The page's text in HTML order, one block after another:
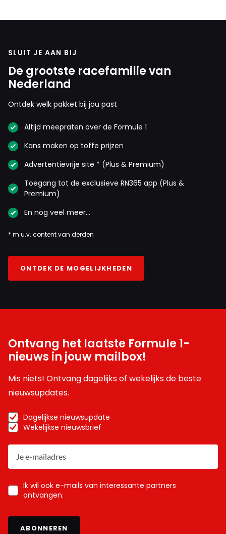
SLUIT JE AAN BIJ
De grootste racefamilie van
Nederland
Ontdek welk pakket bij jou past
Altijd meepraten over de Formule 1
Kans maken op toffe prijzen
Advertentievrije site * (Plus & Premium)
Toegang tot de exclusieve RN365 app (Plus &
Premium)
En nog veel meer…
* m.u.v. content van derden
ONTDEK DE MOGELIJKHEDEN
Ontvang het laatste Formule 1-
nieuws in jouw mailbox!
Mis niets! Ontvang dagelijks of wekelijks de beste
nieuwsupdates.
Dagelijkse nieuwsupdate
Wekelijkse nieuwsbrief
Ik wil ook e-mails van interessante partners
ontvangen.
ABONNEREN